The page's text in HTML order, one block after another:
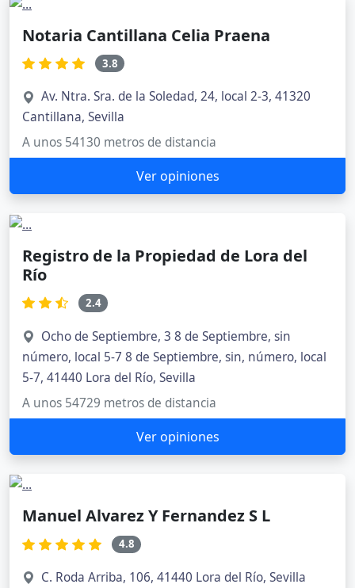
Notaria Cantillana Celia Praena
3.8
Av. Ntra. Sra. de la Soledad, 24, local 2-3, 41320
Cantillana, Sevilla
A unos 54130 metros de distancia
Ver opiniones
Registro de la Propiedad de Lora del
Río
2.4
Ocho de Septiembre, 3 8 de Septiembre, sin
número, local 5-7 8 de Septiembre, sin, número, local
5-7, 41440 Lora del Río, Sevilla
A unos 54729 metros de distancia
Ver opiniones
Manuel Alvarez Y Fernandez S L
4.8
C. Roda Arriba, 106, 41440 Lora del Río, Sevilla